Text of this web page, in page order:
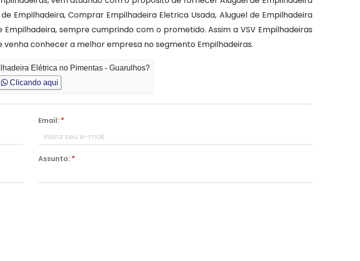
Empilhadeira, Comprar Empilhadeira Eletrica Usada, Aluguel de Empilhadeira
sempre cumprindo com o prometido. Assim a VSV Empilhadeiras
conhecer a melhor empresa no segmento Empilhadeiras.
Elétrica no Pimentas - Guarulhos?
Clicando aqui
Email: *
Assunto: *